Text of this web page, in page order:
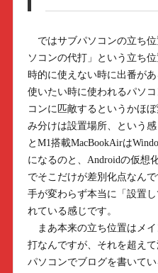
ではサブパソコンの立ち
ソコンの代打」という立ち
時的に使えない時に出番が
使いたい時に使われるパソ
コンに匹敵するというかほ
み分けは設置場所、という
とM1搭載MacBookAirは
になるのと、Androidの仮想
でそこだけが差別化点なん
手が変わらず本当に「設置
れている感じです。
まあ本来の立ち位置はメ
打なんですが、それを超え
パソコンでブログを書いて